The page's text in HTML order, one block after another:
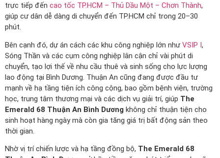
trực tiếp đến cao tốc TP.HCM – Thủ Dầu Một – Chơn Thành,
giúp cư dân dễ dàng di chuyển đến TP.HCM chỉ trong 20–30
phút.
Bên cạnh đó, dự án cách các khu công nghiệp lớn như VSIP I,
Sóng Thần và các cụm công nghiệp lân cận chỉ vài phút di
chuyển, tạo lợi thế về nhu cầu thuê và sinh sống cho lực lượng
lao động tại Bình Dương. Thuận An cũng đang được đầu tư
mạnh về hạ tầng tiện ích công cộng, bao gồm bệnh viện, trường
học, trung tâm thương mại và các dịch vụ giải trí, giúp The
Emerald 68 Thuận An Bình Dương không chỉ thuận tiện cho
sinh hoạt hàng ngày mà còn gia tăng giá trị bất động sản theo
thời gian.
Nhờ vị trí chiến lược và hạ tầng đồng bộ, The Emerald 68